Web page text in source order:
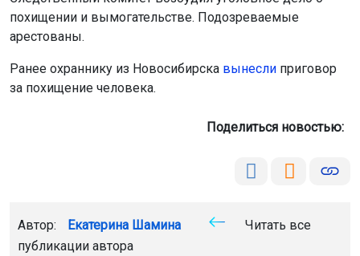
похищении и вымогательстве. Подозреваемые
арестованы.
Ранее охраннику из Новосибирска вынесли приговор
за похищение человека.
Поделиться новостью:
Автор: Екатерина Шамина
Читать все
публикации автора